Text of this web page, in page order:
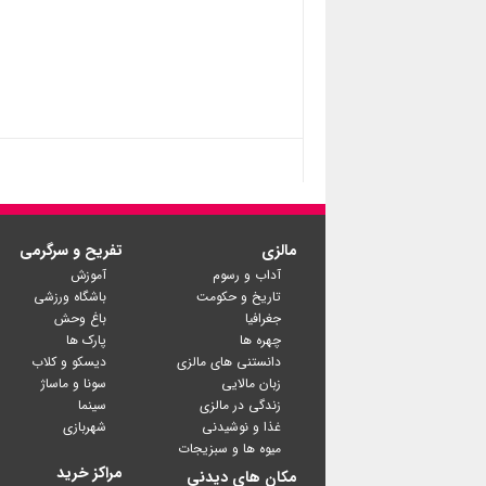
مالزی
آداب و رسوم
تاریخ و حکومت
جغرافیا
چهره ها
دانستنی های مالزی
زبان مالایی
زندگی در مالزی
غذا و نوشیدنی
میوه ها و سبزیجات
مکان های دیدنی
تفریح و سرگرمی
آموزش
باشگاه ورزشی
باغ وحش
پارک ها
دیسکو و کلاب
سونا و ماساژ
سینما
شهربازی
مراکز خرید